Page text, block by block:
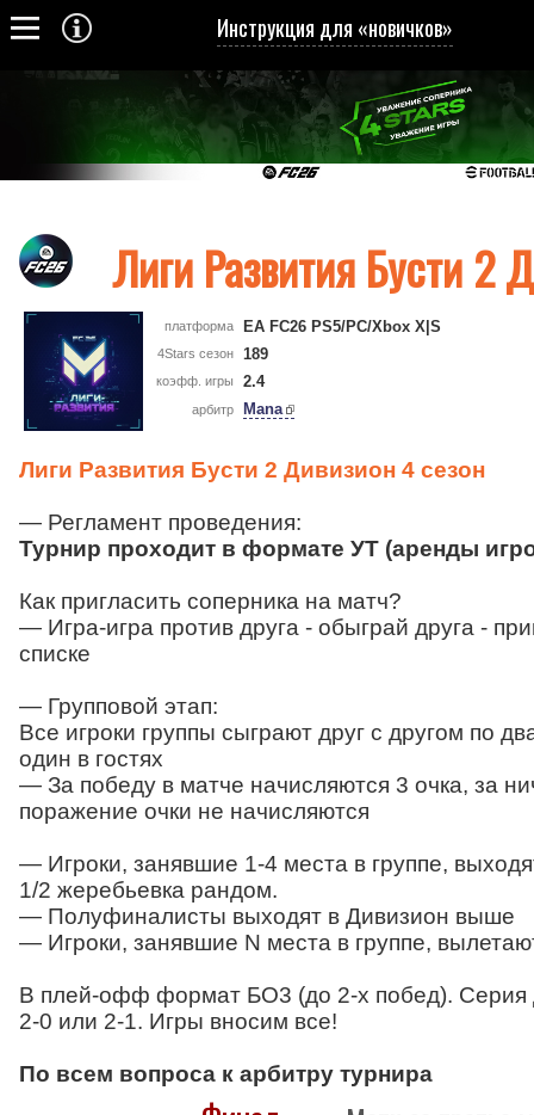
Инструкция для «новичков»
Лиги Развития Бусти 2
платформа EA FC26 PS5/PC/Xbox X|S
4Stars сезон 189
коэфф. игры 2.4
арбитр Mana
Лиги Развития Бусти 2 Дивизион 4 сезон
— Регламент проведения:
Турнир проходит в формате УТ (аренды
Как пригласить соперника на матч?
— Игра-игра против друга - обыграй друга -
списке
— Групповой этап:
Все игроки группы сыграют друг с другом по
один в гостях
— За победу в матче начисляются 3 очка, за
поражение очки не начисляются
— Игроки, занявшие 1-4 места в группе,
1/2 жеребьевка рандом.
— Полуфиналисты выходят в Дивизион выше
— Игроки, занявшие N места в группе,
В плей-офф формат БО3 (до 2-х побед). Серия
2-0 или 2-1. Игры вносим все!
По всем вопроса к арбитру турнира